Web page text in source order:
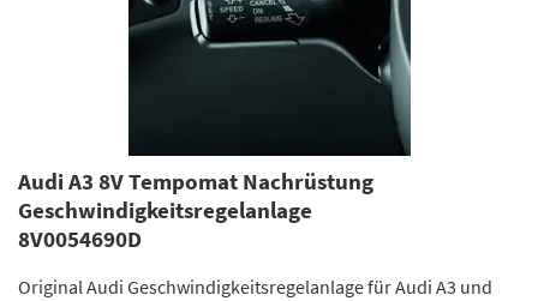
Audi A3 8V Tempomat Nachrüstung
Geschwindigkeitsregelanlage
8V0054690D
Original Audi Geschwindigkeitsregelanlage für Audi A3 und